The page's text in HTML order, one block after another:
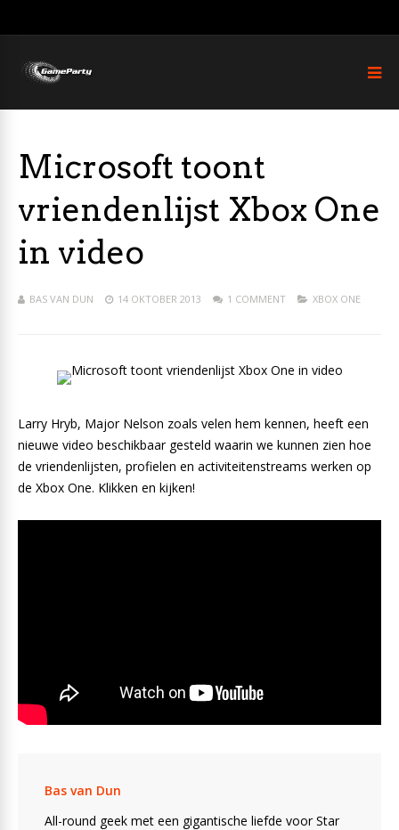
Microsoft toont
vriendenlijst Xbox One
in video
BAS VAN DUN 14 OKTOBER 2013 1 COMMENT XBOX ONE
Larry Hryb, Major Nelson zoals velen hem kennen, heeft een
nieuwe video beschikbaar gesteld waarin we kunnen zien hoe
de vriendenlijsten, profielen en activiteitenstreams werken op
de Xbox One. Klikken en kijken!
Bas van Dun
All-round geek met een gigantische liefde voor Star